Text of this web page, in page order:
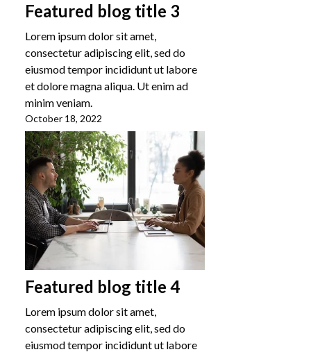
Featured blog title 3
Lorem ipsum dolor sit amet,
consectetur adipiscing elit, sed do
eiusmod tempor incididunt ut labore
et dolore magna aliqua. Ut enim ad
minim veniam.
October 18, 2022
Featured blog title 4
Lorem ipsum dolor sit amet,
consectetur adipiscing elit, sed do
eiusmod tempor incididunt ut labore